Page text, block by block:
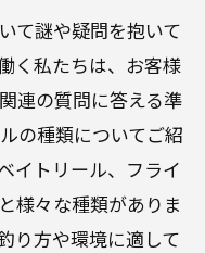
て謎や疑問を抱いて
く私たちは、お客様
連の質問に答える準
の種類についてご紹
イトリール、フライ
様々な種類がありま
り方や環境に適して